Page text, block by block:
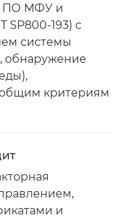
ПО МФУ и
SP800-193) с
системы
обнаружение
общим критериям
и